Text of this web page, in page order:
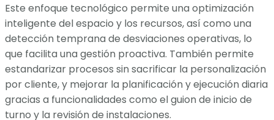
Este enfoque tecnológico permite una optimización
inteligente del espacio y los recursos, así como una
detección temprana de desviaciones operativas, lo
que facilita una gestión proactiva. También permite
estandarizar procesos sin sacrificar la personalización
por cliente, y mejorar la planificación y ejecución diaria
gracias a funcionalidades como el guion de inicio de
turno y la revisión de instalaciones.